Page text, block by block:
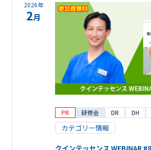
2026年
2月
PR 研修会 DR DH
カテゴリー情報
クインテッセンス WEBINAR